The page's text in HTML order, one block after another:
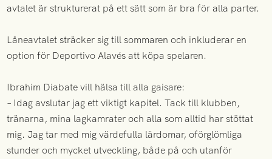
avtalet är strukturerat på ett sätt som är bra för alla parter.
Låneavtalet sträcker sig till sommaren och inkluderar en
option för Deportivo Alavés att köpa spelaren.
Ibrahim Diabate vill hälsa till alla gaisare:
– Idag avslutar jag ett viktigt kapitel. Tack till klubben,
tränarna, mina lagkamrater och alla som alltid har stöttat
mig. Jag tar med mig värdefulla lärdomar, oförglömliga
stunder och mycket utveckling, både på och utanför